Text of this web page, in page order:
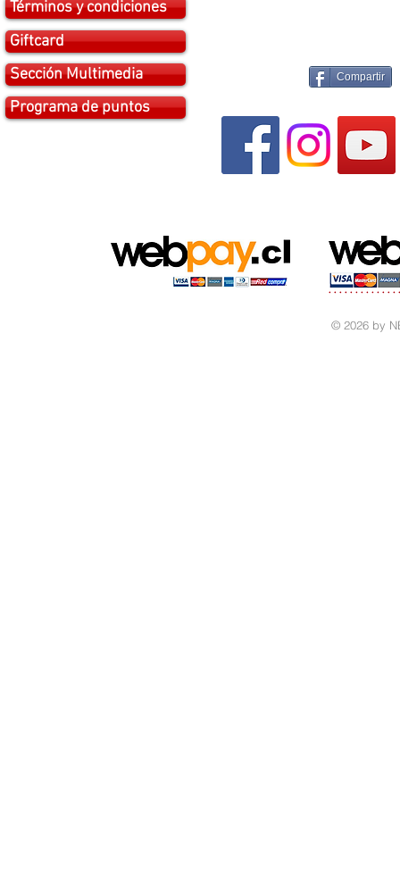
Términos y condiciones
Giftcard
Sección Multimedia
Programa de puntos
Compartir
© 2026 by